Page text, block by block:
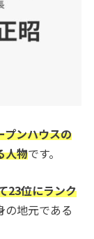
プンハウスの
人物です。
23位にランク
の地元である